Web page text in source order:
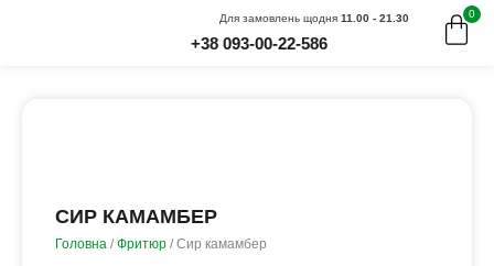
Для замовлень щодня 11.00 - 21.30
+38 093-00-22-586
0
СИР КАМАМБЕР
Головна /Фритюр / Сир камамбер